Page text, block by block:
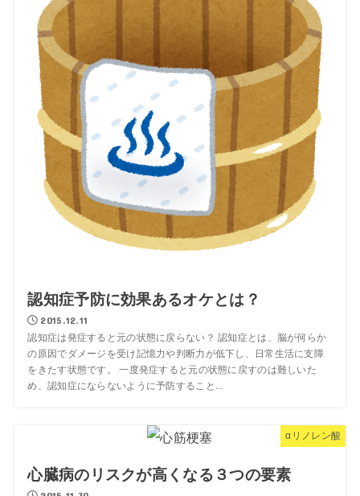
認知症予防に効果あるオケとは？
2015.12.11
認知症は発症すると元の状態に戻らない？ 認知症とは、脳が何らか
の原因でダメージを受け記憶力や判断力が低下し、日常生活に支障
をきたす状態です。 一度発症すると元の状態に戻すのは難しいた
め、認知症にならないように予防すること...
αリノレン酸
心臓病のリスクが高くなる３つの要素